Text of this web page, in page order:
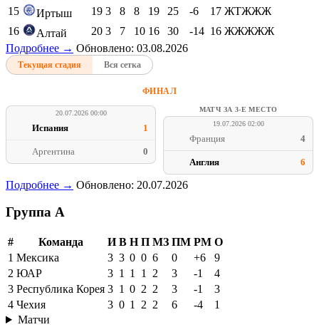
15
Иртыш 19 3 8 8 19 25 -6 17 ЖТЖЖЖ
16
Алтай 20 3 7 10 16 30 -14 16 ЖЖЖЖЖ
Подробнее → Обновлено: 03.08.2026
Текущая стадия Вся сетка
ФИНАЛ
20.07.2026 00:00
Испания 1
Аргентина 0
МАТЧ ЗА 3-Е МЕСТО
19.07.2026 02:00
Франция 4
Англия 6
Подробнее → Обновлено: 20.07.2026
Группа A
# Команда И В Н П МЗ ПМ РМ О
1 Мексика 3 3 0 0 6 0 +6
9
2 ЮАР 3 1 1 1 2 3 -1
4
3 Республика Корея 3 1 0 2 2 3 -1
3
4 Чехия 3 0 1 2 2 6 -4
1
Матчи